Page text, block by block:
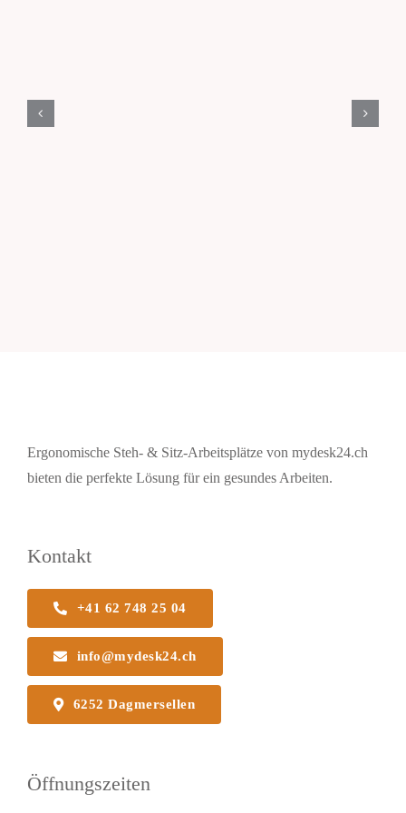
Ergonomische Steh- & Sitz-Arbeitsplätze von mydesk24.ch
bieten die perfekte Lösung für ein gesundes Arbeiten.
Kontakt
+41 62 748 25 04
info@mydesk24.ch
6252 Dagmersellen
Öffnungszeiten